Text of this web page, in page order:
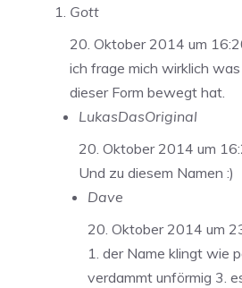
Gott
20. Oktober 2014 um
ich frage mich wirklich
dieser Form bewegt hat.
LukasDasOriginal
20. Oktober 2014 um
Und zu diesem Namen :)
Dave
20. Oktober 2014 um
1. der Name klingt wie
verdammt unförmig 3.